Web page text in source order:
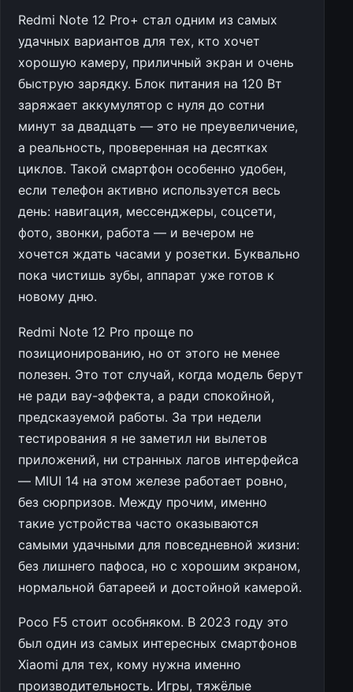
Redmi Note 12 Pro+ стал одним из самых
удачных вариантов для тех, кто хочет
хорошую камеру, приличный экран и очень
быструю зарядку. Блок питания на 120 Вт
заряжает аккумулятор с нуля до сотни
минут за двадцать — это не преувеличение,
а реальность, проверенная на десятках
циклов. Такой смартфон особенно удобен,
если телефон активно используется весь
день: навигация, мессенджеры, соцсети,
фото, звонки, работа — и вечером не
хочется ждать часами у розетки. Буквально
пока чистишь зубы, аппарат уже готов к
новому дню.
Redmi Note 12 Pro проще по
позиционированию, но от этого не менее
полезен. Это тот случай, когда модель берут
не ради вау-эффекта, а ради спокойной,
предсказуемой работы. За три недели
тестирования я не заметил ни вылетов
приложений, ни странных лагов интерфейса
— MIUI 14 на этом железе работает ровно,
без сюрпризов. Между прочим, именно
такие устройства часто оказываются
самыми удачными для повседневной жизни:
без лишнего пафоса, но с хорошим экраном,
нормальной батареей и достойной камерой.
Poco F5 стоит особняком. В 2023 году это
был один из самых интересных смартфонов
Xiaomi для тех, кому нужна именно
производительность. Игры, тяжёлые